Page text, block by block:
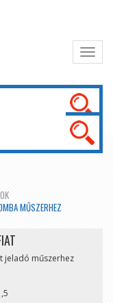
MŰSZERHEZ
jeladó műszerhez